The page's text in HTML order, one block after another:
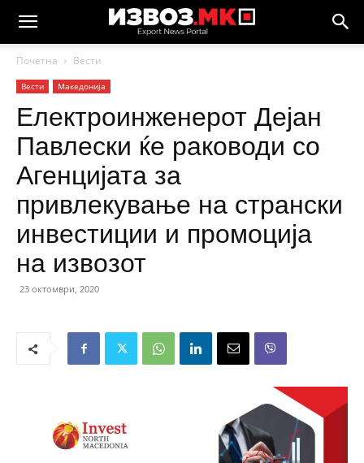
Почетна Вести
Вести Македонија
Електроинженерот Дејан
Павлески ќе раководи со
Агенцијата за
привлекување на странски
инвестиции и промоција
на извозот
23 октомври, 2020